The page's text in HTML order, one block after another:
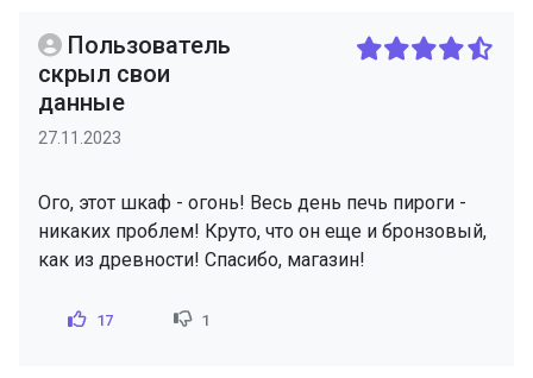
Пользователь
скрыл свои
данные
27.11.2023
Ого, этот шкаф - огонь! Весь день печь пироги -
никаких проблем! Круто, что он еще и бронзовый,
как из древности! Спасибо, магазин!
17 1